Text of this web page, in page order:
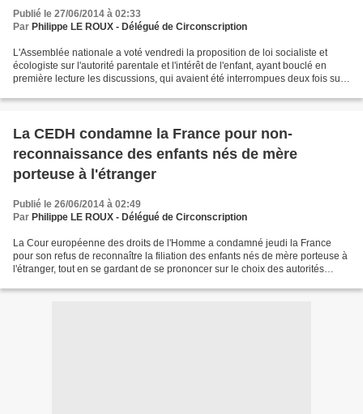
Publié le 27/06/2014 à 02:33
Par Philippe LE ROUX - Délégué de Circonscription
L'Assemblée nationale a voté vendredi la proposition de loi socialiste et
écologiste sur l'autorité parentale et l'intérêt de l'enfant, ayant bouclé en
première lecture les discussions, qui avaient été interrompues deux fois sur
La CEDH condamne la France pour non-
reconnaissance des enfants nés de mère
porteuse à l'étranger
Publié le 26/06/2014 à 02:49
Par Philippe LE ROUX - Délégué de Circonscription
La Cour européenne des droits de l'Homme a condamné jeudi la France
pour son refus de reconnaître la filiation des enfants nés de mère porteuse à
l'étranger, tout en se gardant de se prononcer sur le choix des autorités